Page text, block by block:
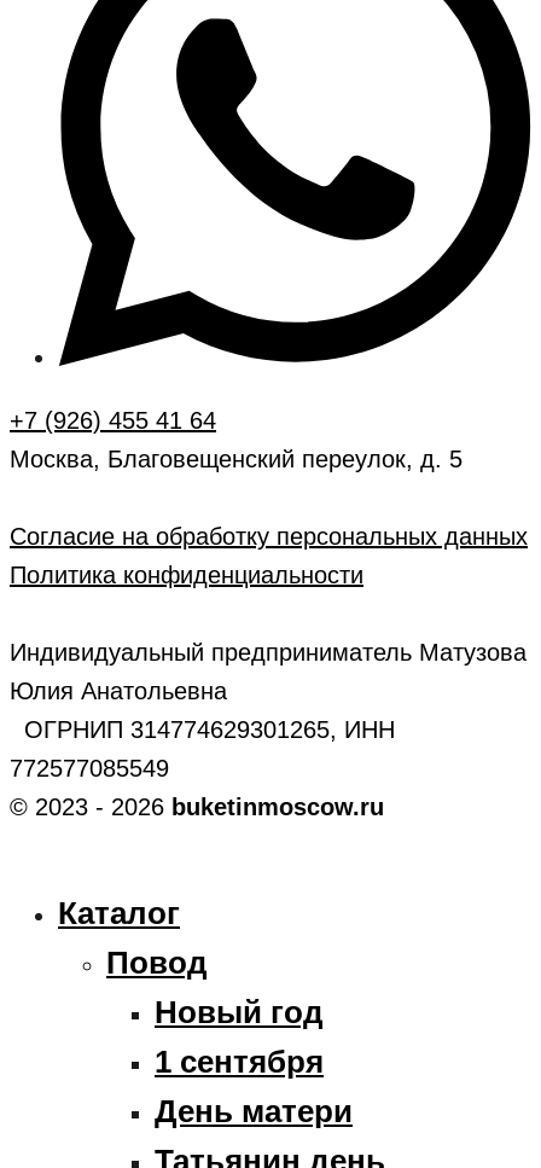
+7 (926) 455 41 64
Москва, Благовещенский переулок, д. 5
Согласие на обработку персональных данных
Политика конфиденциальности
Индивидуальный предприниматель Матузова
Юлия Анатольевна
ОГРНИП 314774629301265, ИНН
772577085549
© 2023 - 2026 buketinmoscow.ru
Каталог
Повод
Новый год
1 сентября
День матери
Татьянин день